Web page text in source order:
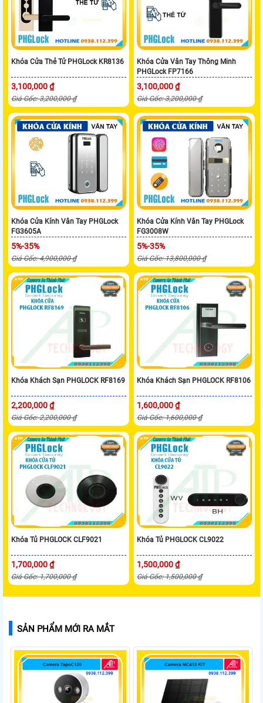
Khóa Cửa Thẻ Tử PHGLock KR8136
3,100,000 ₫
Giá Gốc: 3,200,000 ₫
Khóa Cửa Vân Tay Thông Minh
PHGLock FP7166
3,100,000 ₫
Giá Gốc: 3,200,000 ₫
Khóa Cửa Kính Vân Tay PHGLock
FG3605A
5%-35%
Giá Gốc: 4,900,000 ₫
Khóa Cửa Kính Vân Tay PHGLock
FG3008W
5%-35%
Giá Gốc: 13,800,000 ₫
Khóa Khách Sạn PHGLOCK RF8169
2,200,000 ₫
Giá Gốc: 2,200,000 ₫
Khóa Khách Sạn PHGLOCK RF8106
1,600,000 ₫
Giá Gốc: 1,600,000 ₫
Khóa Tủ PHGLOCK CLF9021
1,700,000 ₫
Giá Gốc: 1,700,000 ₫
Khóa Tủ PHGLOCK CL9022
1,500,000 ₫
Giá Gốc: 1,500,000 ₫
SẢN PHẨM MỚI RA MẮT